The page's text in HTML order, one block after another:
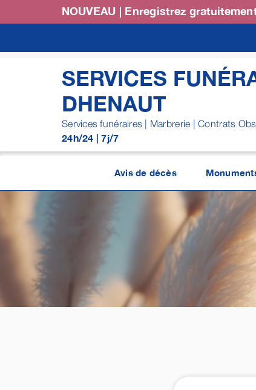
au
NOUVEAU | Enregistrez
SERVICES
DHENAUT
Services funéraires | Marbrerie | Contrats
24h/24 | 7j/7
Avis de décès